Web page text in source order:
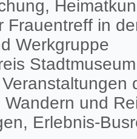
Frauentreff in
Werkgruppe
Wandern und
Erlebnis-